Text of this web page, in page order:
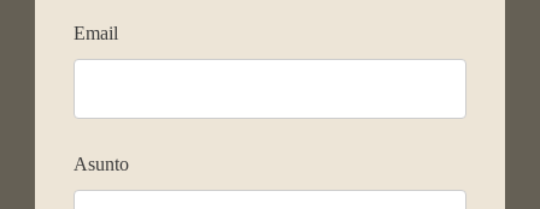
Email
Asunto